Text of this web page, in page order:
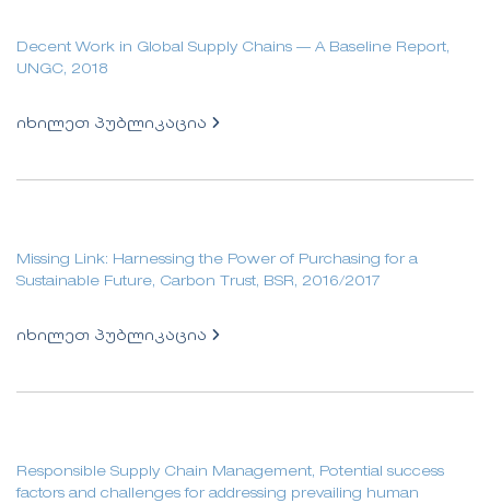
Decent Work in Global Supply Chains — A Baseline Report,
UNGC, 2018
იხილეთ პუბლიკაცია
Missing Link: Harnessing the Power of Purchasing for a
Sustainable Future, Carbon Trust, BSR, 2016/2017
იხილეთ პუბლიკაცია
Responsible Supply Chain Management, Potential success
factors and challenges for addressing prevailing human